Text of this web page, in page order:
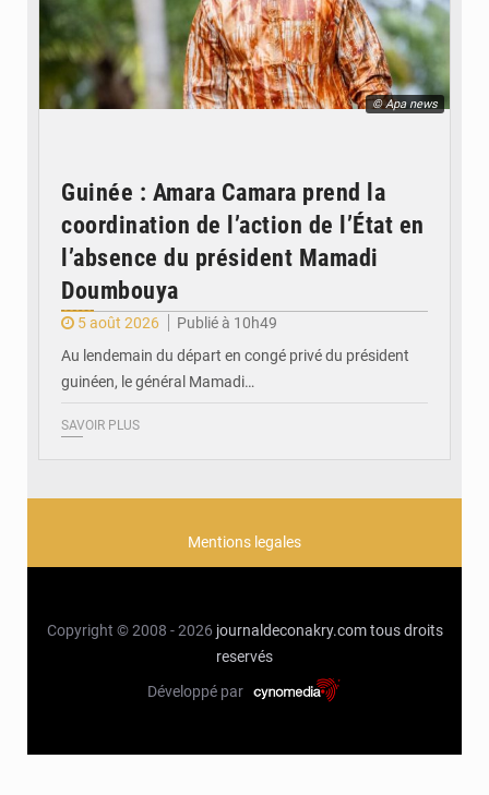
© Apa news
Guinée : Amara Camara prend la
coordination de l’action de l’État en
l’absence du président Mamadi
Doumbouya
5 août 2026
Publié à 10h49
Au lendemain du départ en congé privé du président
guinéen, le général Mamadi…
SAVOIR PLUS
Mentions legales
Copyright © 2008 - 2026 journaldeconakry.com tous droits
reservés
Développé par